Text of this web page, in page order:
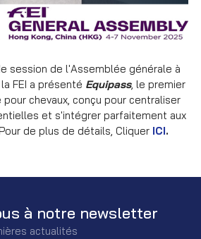
session de l'Assemblée générale à
FEI a présenté Equipass, le premier
chevaux, conçu pour centraliser
et s'intégrer parfaitement aux
de plus de détails, Cliquer ICI.
à notre newsletter
actualités